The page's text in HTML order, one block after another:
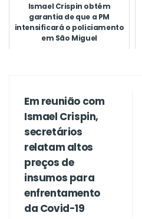
Ismael Crispin obtém
garantia de que a PM
intensificará o policiamento
em São Miguel
Em reunião com
Ismael Crispin,
secretários
relatam altos
preços de
insumos para
enfrentamento
da Covid-19